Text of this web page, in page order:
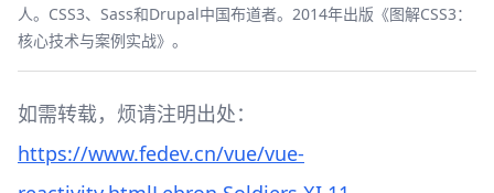
人。CSS3、Sass和Drupal中国布道者。2014年出版《图解CSS3：
核心技术与案例实战》。
如需转载，烦请注明出处：
https://www.fedev.cn/vue/vue-